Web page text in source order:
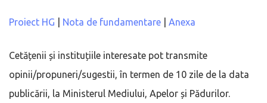
Proiect HG Nota de fundamentare Anexa
Cetățenii și instituțiile interesate pot transmite
opinii/propuneri/sugestii, în termen de 10 zile de la data
publicării, la Ministerul Mediului, Apelor și Pădurilor.